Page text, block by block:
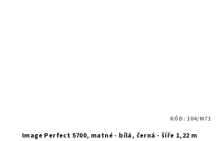
Image Perfect 5700, matné - bílá, černá - šíře 1,22 m
KÓD: 104/M71